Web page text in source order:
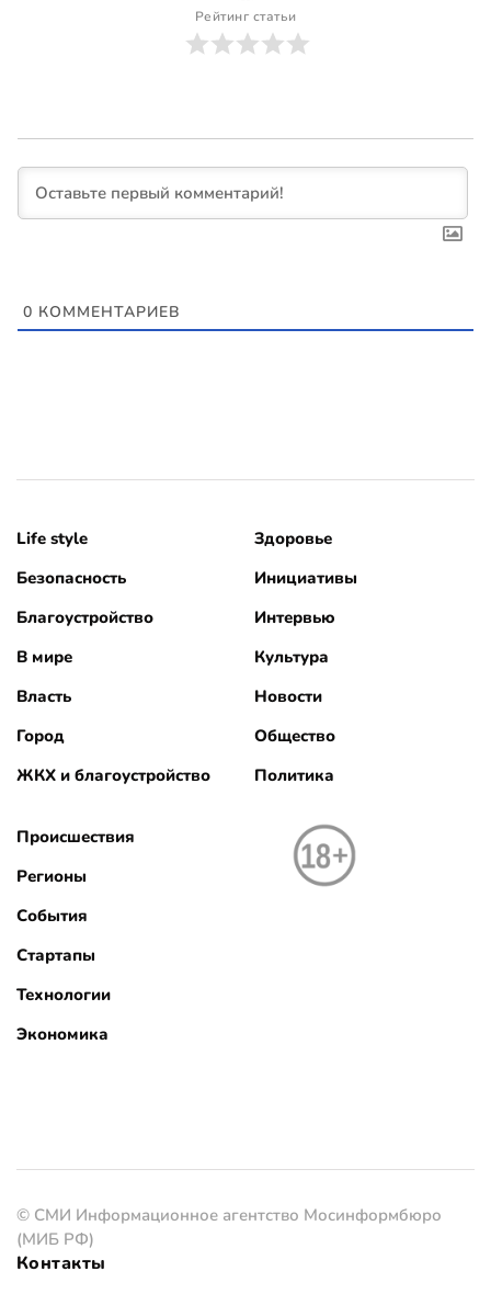
Рейтинг статьи
0 КОММЕНТАРИЕВ
Life style
Безопасность
Благоустройство
В мире
Власть
Город
ЖКХ и благоустройство
Здоровье
Инициативы
Интервью
Культура
Новости
Общество
Политика
Происшествия
Регионы
События
Стартапы
Технологии
Экономика
© СМИ Информационное агентство Мосинформбюро
(МИБ РФ)
Контакты